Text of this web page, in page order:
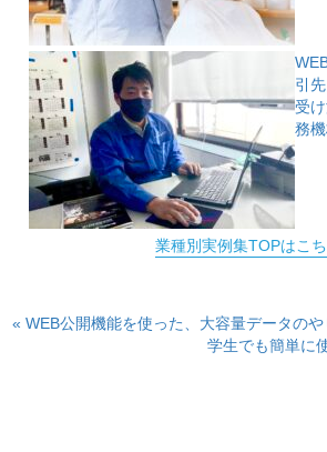
引
受
務
業種別実例集TOPはこ
« WEB公開機能を使った、大容量データのや
学生でも簡単に